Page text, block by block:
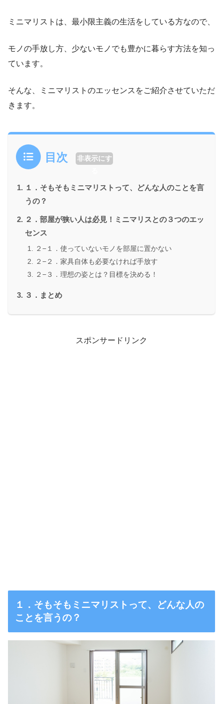
ミニマリストは、最小限主義の生活をしている方なので、
モノの手放し方、少ないモノでも豊かに暮らす方法を知っ
ています。
そんな、ミニマリストのエッセンスをご紹介させていただ
きます。
目次
非表示にす
１．そもそもミニマリストって、どんな人のことを言
うの？
２．部屋が狭い人は必見！ミニマリスとの３つのエッ
センス
２−１．使っていないモノを部屋に置かない
２−２．家具自体も必要なければ手放す
２−３．理想の姿とは？目標を決める！
３．まとめ
スポンサードリンク
１．そもそもミニマリストって、どんな人の
ことを言うの？